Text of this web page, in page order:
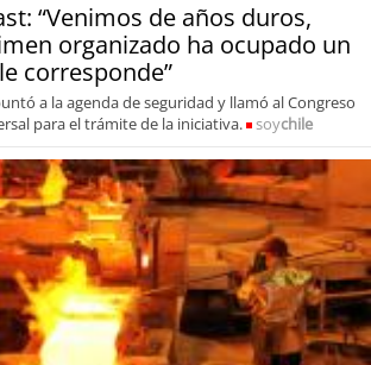
“Venimos de años duros,
organizado ha ocupado un
corresponde”
a la agenda de seguridad y llamó al Congreso
para el trámite de la iniciativa.
soychile